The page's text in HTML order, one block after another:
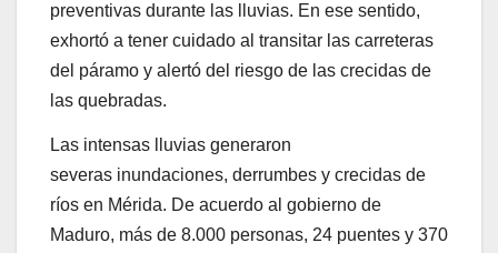
preventivas durante las lluvias. En ese sentido,
exhortó a tener cuidado al transitar las carreteras
del páramo y alertó del riesgo de las crecidas de
las quebradas.
Las intensas lluvias generaron
severas inundaciones, derrumbes y crecidas de
ríos en Mérida. De acuerdo al gobierno de
Maduro, más de 8.000 personas, 24 puentes y 370